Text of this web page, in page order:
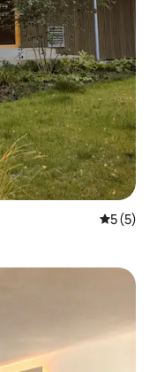
5 av 5 i
5 (5)